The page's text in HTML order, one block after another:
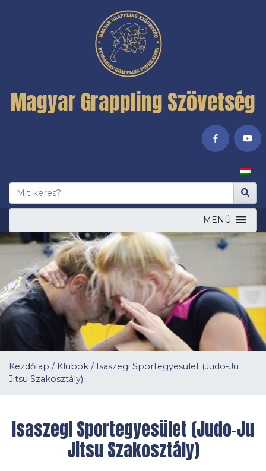
Magyar Grappling Szövetség
MENÜ
Kezdőlap / Klubok / Isaszegi Sportegyesület (Judo-Ju
Jitsu Szakosztály)
Isaszegi Sportegyesület (Judo-Ju
Jitsu Szakosztály)